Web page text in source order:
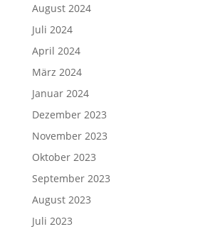
August 2024
Juli 2024
April 2024
März 2024
Januar 2024
Dezember 2023
November 2023
Oktober 2023
September 2023
August 2023
Juli 2023